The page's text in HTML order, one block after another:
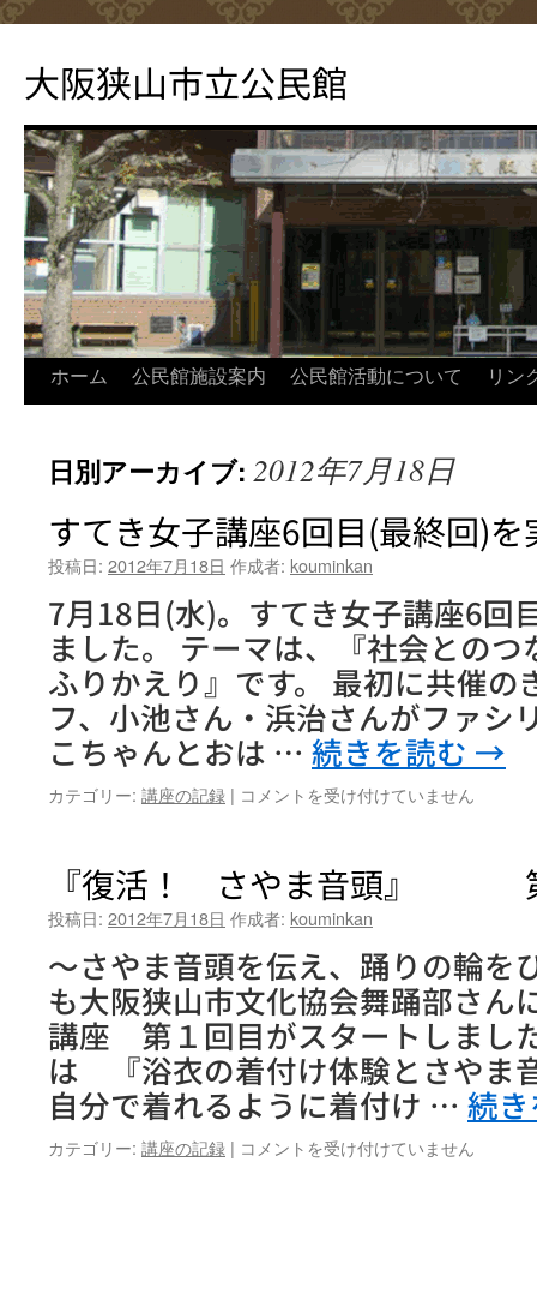
テ
ン
へ
ス
キ
ッ
プ
大阪狭山市立公民館
ホーム 公民館施設案内 公民館活動について リン
日別アーカイブ: 2012年7月18日
すてき女子講座6回目(最終回)
投稿日: 2012年7月18日 作成者: kouminkan
7月18日(水)。すてき女子講座6回
ました。 テーマは、『社会との
ふりかえり』です。 最初に共催の
フ、小池さん・浜治さんがファシ
こちゃんとおは … 続きを読む →
カテゴリー: 講座の記録 | す
子
講
6
回
目
(最
終
回)
を
施
コメントを受け付けていません
『復活！ さやま音頭』
投稿日: 2012年7月18日 作成者: kouminkan
～さやま音頭を伝え、踊りの輪を
も大阪狭山市文化協会舞踊部さん
講座 第１回目がスタートしまし
は 『浴衣の着付け体験とさやま
自分で着れるように着付け … 続
カテゴリー: 講座の記録 | 『復
コメントを受け付けていません